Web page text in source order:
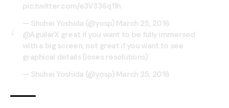
pic.twitter.com/e3V336q11h
— Shuhei Yoshida (@yosp) March 25, 2016
@AguilarX great if you want to be fully immersed
with a big screen, not great if you want to see
graphical details (loses resolutions)
— Shuhei Yoshida (@yosp) March 25, 2016